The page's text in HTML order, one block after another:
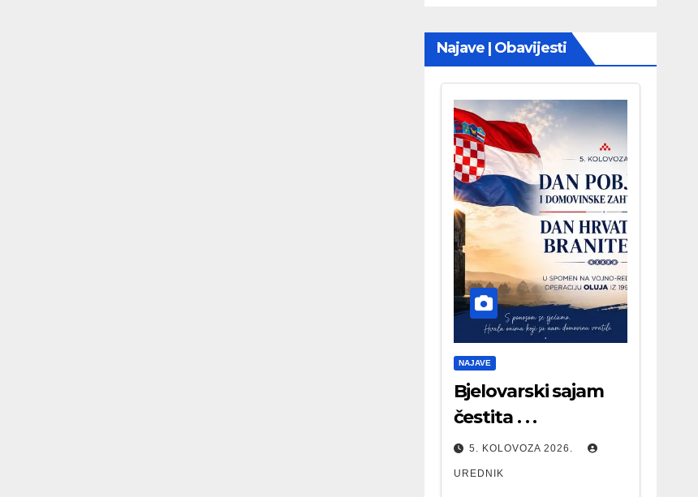
Najave | Obavijesti
NAJAVE
Bjelovarski sajam
čestita . . .
5. KOLOVOZA 2026.
UREDNIK